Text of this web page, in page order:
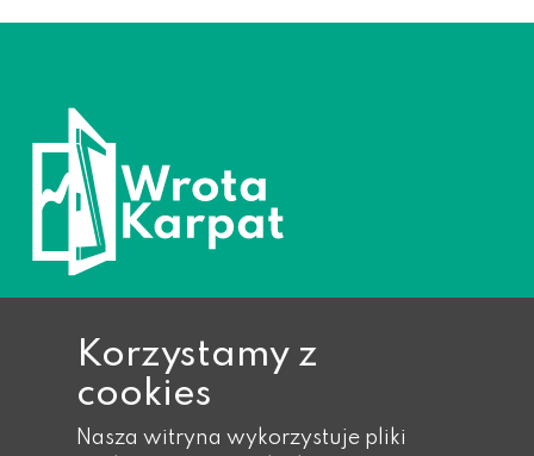
Ropa 733, 38-312 Ropa
Korzystamy z
cookies
Nasza witryna wykorzystuje pliki